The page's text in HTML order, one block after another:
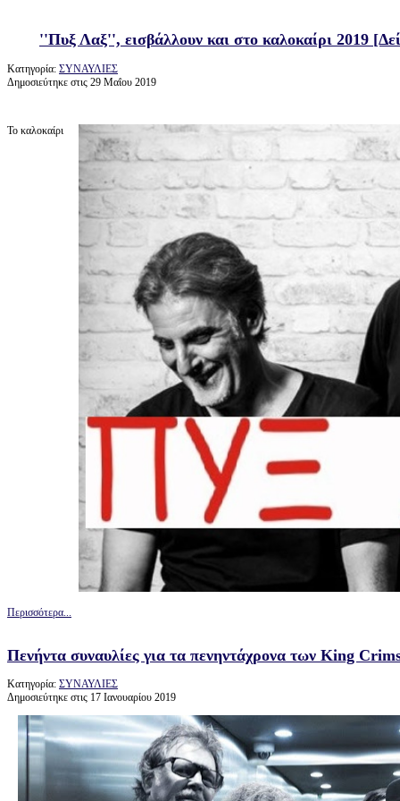
''Πυξ Λαξ'', εισβάλλουν και στο καλοκαίρι 2019
Κατηγορία: ΣΥΝΑΥΛΙΕΣ
Δημοσιεύτηκε στις 29 Μαΐου 2019
Το καλοκαίρι
Περισσότερα...
Πενήντα συναυλίες για τα πενηντάχρονα των King
Κατηγορία: ΣΥΝΑΥΛΙΕΣ
Δημοσιεύτηκε στις 17 Ιανουαρίου 2019